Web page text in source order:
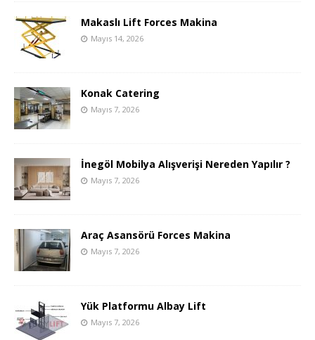
Makaslı Lift Forces Makina
Mayıs 14, 2026
Konak Catering
Mayıs 7, 2026
İnegöl Mobilya Alışverişi Nereden Yapılır ?
Mayıs 7, 2026
Araç Asansörü Forces Makina
Mayıs 7, 2026
Yük Platformu Albay Lift
Mayıs 7, 2026